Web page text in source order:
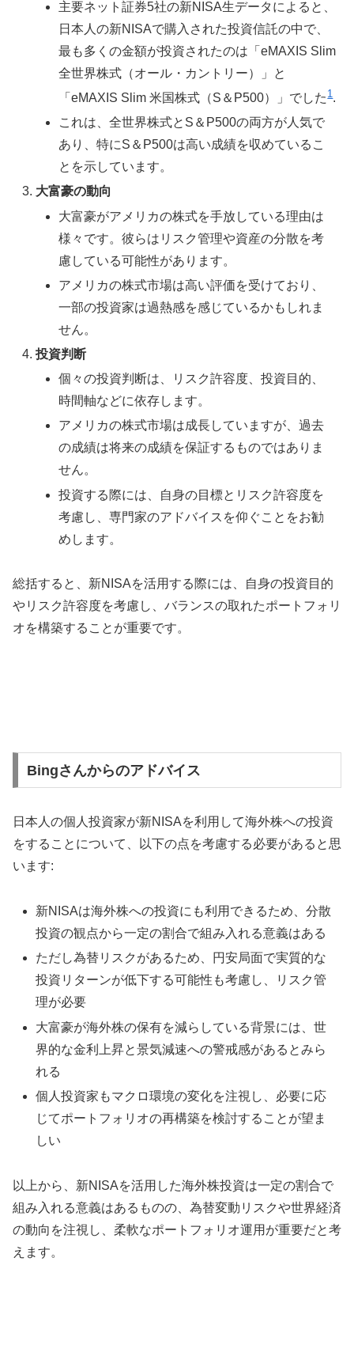
主要ネット証券5社の新NISA生データによると、
日本人の新NISAで購入された投資信託の中で、
最も多くの金額が投資されたのは「eMAXIS Slim
全世界株式（オール・カントリー）」と
「eMAXIS Slim 米国株式（S＆P500）」でした1.
これは、全世界株式とS＆P500の両方が人気で
あり、特にS＆P500は高い成績を収めているこ
とを示しています。
大富豪の動向
大富豪がアメリカの株式を手放している理由は
様々です。彼らはリスク管理や資産の分散を考
慮している可能性があります。
アメリカの株式市場は高い評価を受けており、
一部の投資家は過熱感を感じているかもしれま
せん。
投資判断
個々の投資判断は、リスク許容度、投資目的、
時間軸などに依存します。
アメリカの株式市場は成長していますが、過去
の成績は将来の成績を保証するものではありま
せん。
投資する際には、自身の目標とリスク許容度を
考慮し、専門家のアドバイスを仰ぐことをお勧
めします。
総括すると、新NISAを活用する際には、自身の投資目的
やリスク許容度を考慮し、バランスの取れたポートフォリ
オを構築することが重要です。
Bingさんからのアドバイス
日本人の個人投資家が新NISAを利用して海外株への投資
をすることについて、以下の点を考慮する必要があると思
います:
新NISAは海外株への投資にも利用できるため、分散
投資の観点から一定の割合で組み入れる意義はある
ただし為替リスクがあるため、円安局面で実質的な
投資リターンが低下する可能性も考慮し、リスク管
理が必要
大富豪が海外株の保有を減らしている背景には、世
界的な金利上昇と景気減速への警戒感があるとみら
れる
個人投資家もマクロ環境の変化を注視し、必要に応
じてポートフォリオの再構築を検討することが望ま
しい
以上から、新NISAを活用した海外株投資は一定の割合で
組み入れる意義はあるものの、為替変動リスクや世界経済
の動向を注視し、柔軟なポートフォリオ運用が重要だと考
えます。